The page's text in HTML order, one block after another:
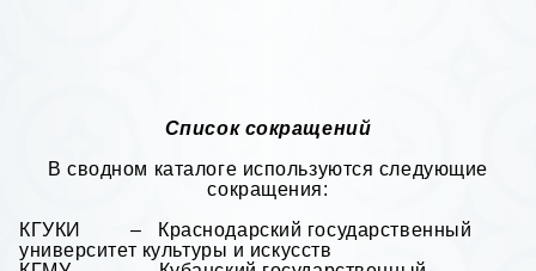
Список сокращений
В сводном каталоге используются следующие
сокращения:
КГУКИ – Краснодарский государственный
университет культуры и искусств